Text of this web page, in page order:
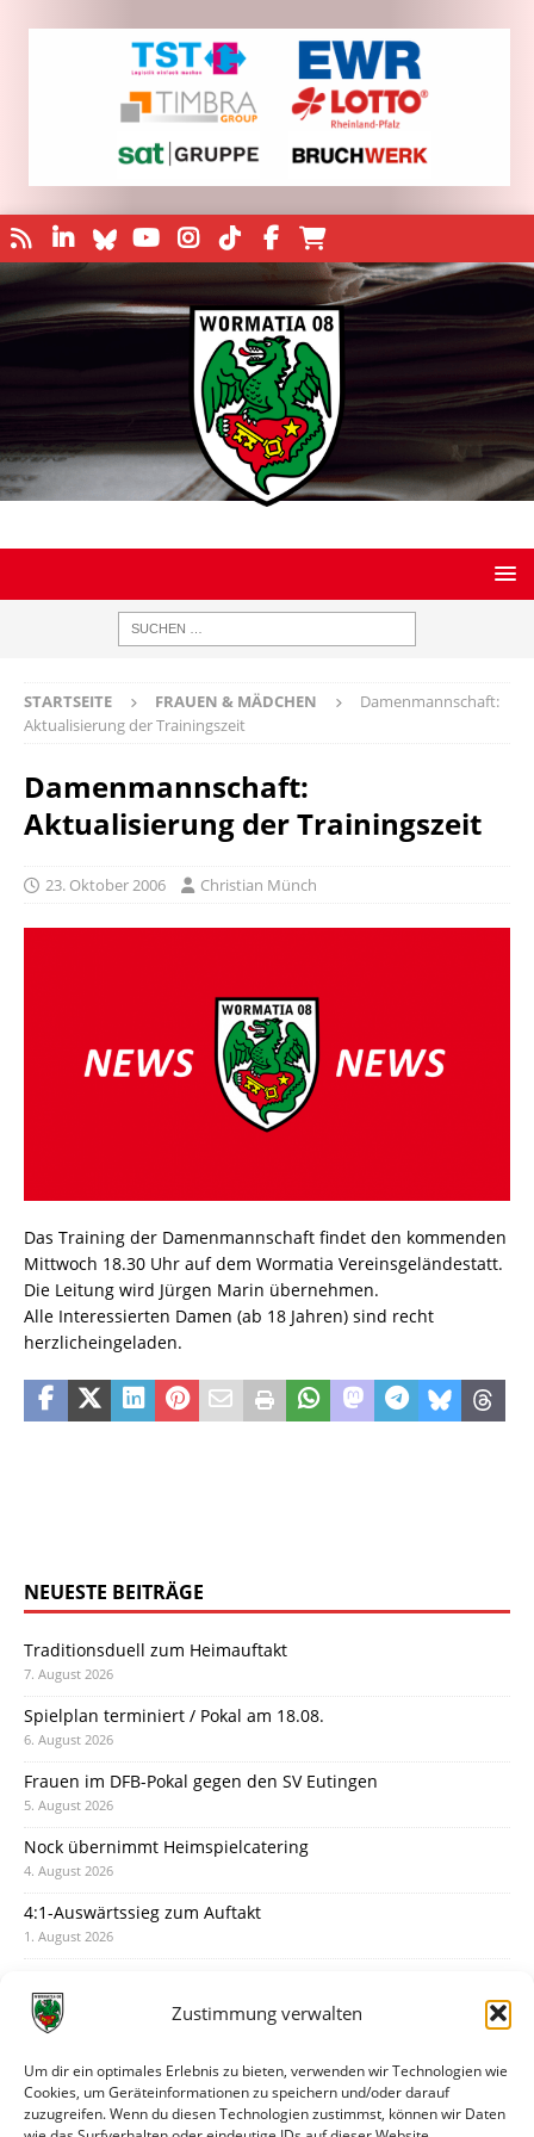
Zustimmung verwalten
Um dir ein optimales Erlebnis zu bieten, verwenden wir Technologien wie
Cookies, um Geräteinformationen zu speichern und/oder darauf
zuzugreifen. Wenn du diesen Technologien zustimmst, können wir Daten
STARTSEITE FRAUEN & MÄDCHEN
Damenmannschaft:
Aktualisierung der Trainingszeit
Damenmannschaft:
Aktualisierung der Trainingszeit
23. Oktober 2006 Christian Münch
Das Training der Damenmannschaft findet den kommenden
Mittwoch 18.30 Uhr auf dem Wormatia Vereinsgeländestatt.
Die Leitung wird Jürgen Marin übernehmen.
Alle Interessierten Damen (ab 18 Jahren) sind recht
herzlicheingeladen.
NEUESTE BEITRÄGE
Traditionsduell zum Heimauftakt
7. August 2026
Spielplan terminiert / Pokal am 18.08.
6. August 2026
Frauen im DFB-Pokal gegen den SV Eutingen
5. August 2026
Nock übernimmt Heimspielcatering
4. August 2026
4:1-Auswärtssieg zum Auftakt
1. August 2026
31. Juli 2026
30. Juli 2026
Deine Spielminute: 89+1
28. Juli 2026